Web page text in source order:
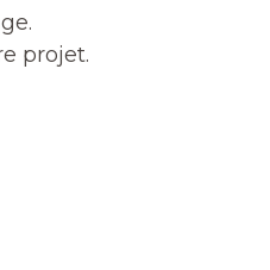
projet.